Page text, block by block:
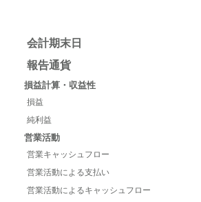
会計期末日
報告通貨
損益計算・収益性
損益
純利益
営業活動
営業キャッシュフロー
営業活動による支払い
営業活動によるキャッシュフロー